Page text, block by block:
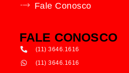
Fale Conosco
FALE CONOSCO
(11) 3646.1616
(11) 3646.1616